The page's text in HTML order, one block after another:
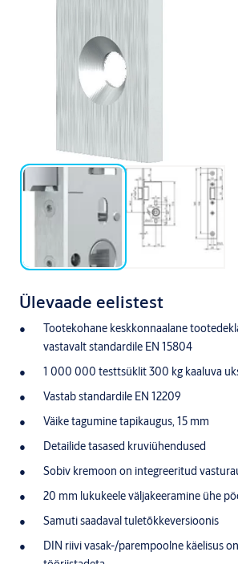
Ülevaade eelistest
Tootekohane keskkonnaalane
vastavalt standardile EN 15804
1 000 000 testtsüklit 300 kg kaaluva
Vastab standardile EN 12209
Väike tagumine tapikaugus, 15 mm
Detailide tasased kruviühendused
Sobiv kremoon on integreeritud
20 mm lukukeele väljakeeramine ühe
Samuti saadaval tuletõkkeversioonis
DIN riivi vasak-/parempoolne käelisus